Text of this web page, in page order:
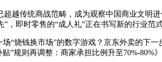
传统商战范畴，成为观察中国商业文明进
，即时零售的“成人礼”正在书写新的行业范式
钱换市场”的数字游戏？京东外卖的下一
”规则再调整：商家承担比例升至70%-80%》